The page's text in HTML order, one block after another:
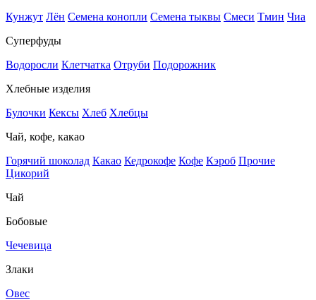
Кунжут Лён Семена конопли Семена тыквы Смеси Тмин Чиа
Суперфуды
Водоросли Клетчатка Отруби Подорожник
Хлебные изделия
Булочки Кексы Хлеб Хлебцы
Чай, кофе, какао
Горячий шоколад Какао Кедрокофе Кофе Кэроб Прочие
Цикорий
Чай
Бобовые
Чечевица
Злаки
Овес